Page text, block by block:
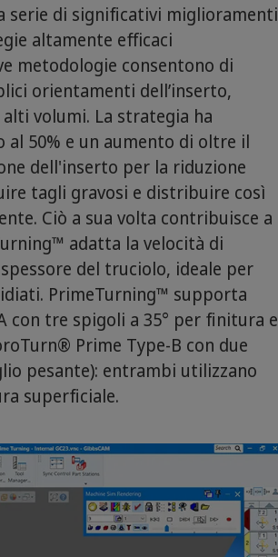
serie di significativi miglioramenti
altamente efficaci
metodologie consentono di
orientamenti dell’inserto,
volumi. La strategia ha
50% e un aumento di oltre il
dell'inserto per la riduzione
tagli gravosi e distribuire così
Ciò a sua volta contribuisce a
adatta la velocità di
del truciolo, ideale per
PrimeTurning™ supporta
con tre spigoli a 35° per finitura e
Prime Type-B con due
pesante): entrambi utilizzano
superficiale.